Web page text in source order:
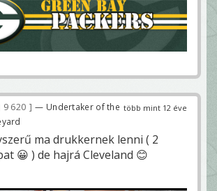
több mint 12 éve
9 620
— Undertaker of the
ma drukkernek lenni ( 2
😀 ) de hajrá Cleveland 😊